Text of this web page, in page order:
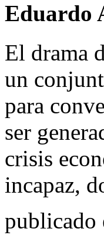
Eduardo
El drama
un
para
ser
crisis
incapaz,